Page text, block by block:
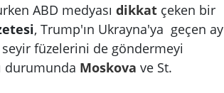
ABD medyası dikkat çeken bir
, Trump'ın Ukrayna'ya geçen ay
füzelerini de göndermeyi
durumunda Moskova ve St.